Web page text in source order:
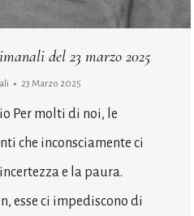
del 23 marzo 2025
23 Marzo 2025
Per molti di noi, le
che inconsciamente ci
e la paura.
esse ci impediscono di